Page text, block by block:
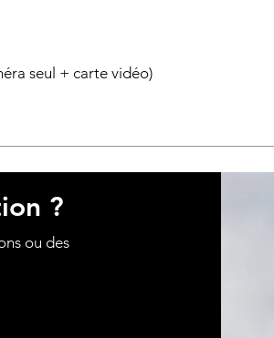
seul + carte vidéo)
?
ou des